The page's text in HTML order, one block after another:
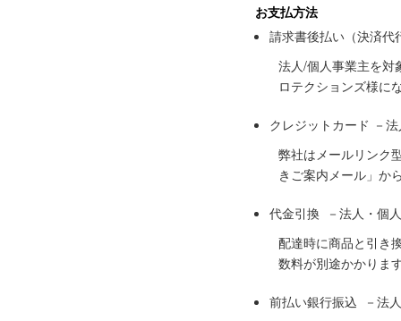
お支払方法
請求書後払い（決済代
法人/個人事業主を対
ロテクションズ様に
クレジットカード －
弊社はメールリンク
きご案内メール」か
代金引換 －法人・個
配達時に商品と引き
数料が別途かかりま
前払い銀行振込 －法